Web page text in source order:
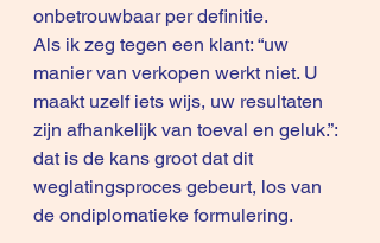
onbetrouwbaar per definitie.
Als ik zeg tegen een klant: “uw
manier van verkopen werkt niet. U
maakt uzelf iets wijs, uw resultaten
zijn afhankelijk van toeval en geluk.”:
dat is de kans groot dat dit
weglatingsproces gebeurt, los van
de ondiplomatieke formulering.